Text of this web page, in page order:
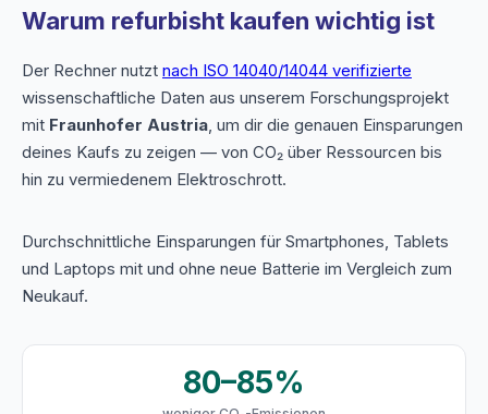
Warum refurbisht kaufen wichtig ist
Der Rechner nutzt nach ISO 14040/14044 verifizierte
wissenschaftliche Daten aus unserem Forschungsprojekt
mit Fraunhofer Austria, um dir die genauen Einsparungen
deines Kaufs zu zeigen — von CO₂ über Ressourcen bis
hin zu vermiedenem Elektroschrott.
Durchschnittliche Einsparungen für Smartphones, Tablets
und Laptops mit und ohne neue Batterie im Vergleich zum
Neukauf.
80–85%